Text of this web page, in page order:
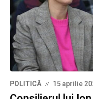
POLITICĂ 15 aprilie